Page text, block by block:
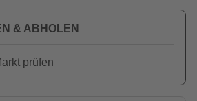
& ABHOLEN
prüfen